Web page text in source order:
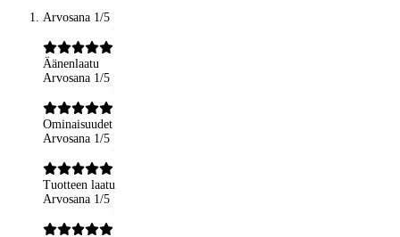
Arvosana 1/5
Äänenlaatu
Arvosana 1/5
Ominaisuudet
Arvosana 1/5
Tuotteen laatu
Arvosana 1/5